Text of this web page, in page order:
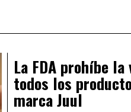
La FDA prohíbe la
todos los
marca Juul